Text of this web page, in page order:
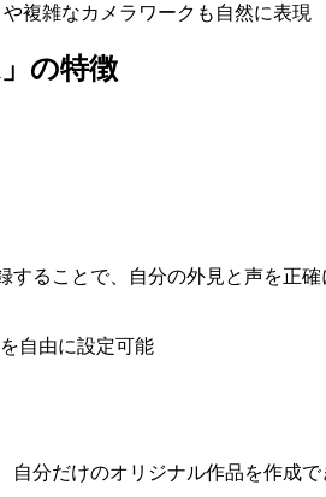
や複雑なカメラワークも自然に表現
の特徴
することで、自分の外見と声を正
自由に設定可能
分だけのオリジナル作品を作成で